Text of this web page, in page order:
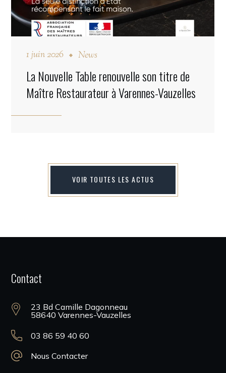
1 juin 2026 News
La Nouvelle Table renouvelle son titre de
Maître Restaurateur à Varennes-Vauzelles
VOIR TOUTES LES ACTUS
Contact
23 Bd Camille Dagonneau
58640 Varennes-Vauzelles
03 86 59 40 60
Nous Contacter